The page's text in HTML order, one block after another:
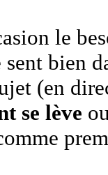
le
sent bien
(en
se lève